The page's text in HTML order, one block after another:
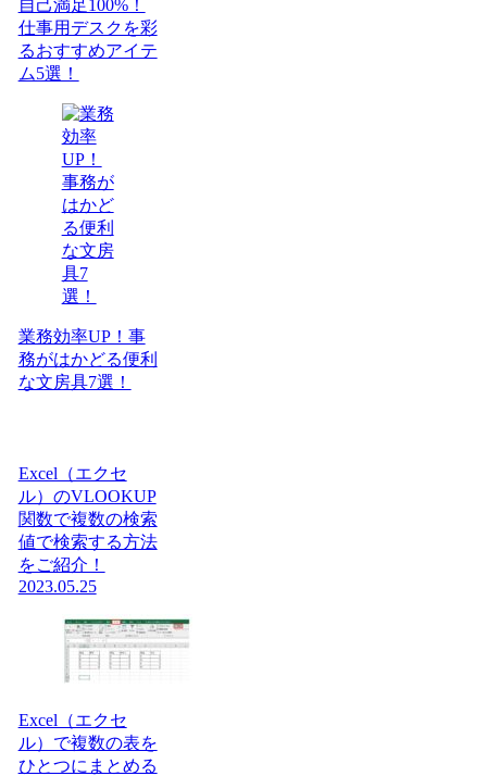
自己満足100%！
仕事用デスクを彩
るおすすめアイテ
ム5選！
業務効率UP！事
務がはかどる便利
な文房具7選！
Excel（エクセ
ル）のVLOOKUP
関数で複数の検索
値で検索する方法
をご紹介！
2023.05.25
Excel（エクセ
ル）で複数の表を
ひとつにまとめる